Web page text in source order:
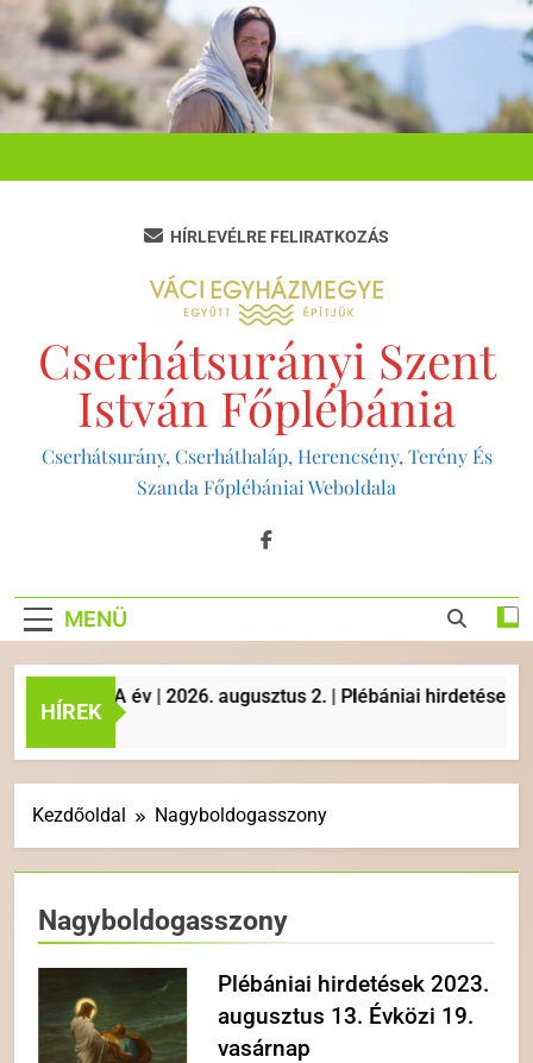
Ugrás
tartalomra
Cserhátsurányi Szent
István Főplébánia
Cserhátsurány, Cserháthaláp, Herencsény, Terény És
Szanda Főplébániai Weboldala
HÍRLEVÉLRE FELIRATKOZÁS
MENÜ
HÍREK
| A év | 2026. augusztus 2. | Plébániai hirdetések,
Kezdőoldal Nagyboldogasszony
Nagyboldogasszony
Plébániai hirdetések 2023.
augusztus 13. Évközi 19.
vasárnap